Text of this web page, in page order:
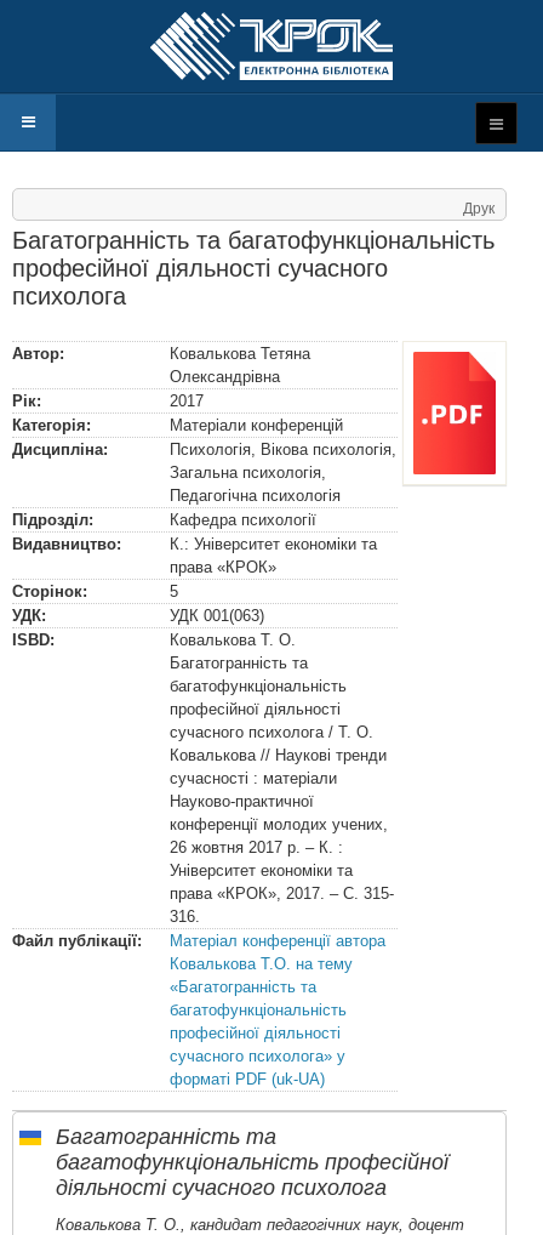
Друк
Багатогранність та багатофункціональність
професійної діяльності сучасного
психолога
Автор:
Ковалькова Тетяна
Олександрівна
Рік:
2017
Категорія:
Матеріали конференцій
Дисципліна:
Психологія, Вікова психологія,
Загальна психологія,
Педагогічна психологія
Підрозділ:
Кафедра психології
Видавництво:
К.: Університет економіки та
права «КРОК»
Сторінок:
5
УДК:
УДК 001(063)
ISBD:
Ковалькова Т. О.
Багатогранність та
багатофункціональність
професійної діяльності
сучасного психолога / Т. О.
Ковалькова // Наукові тренди
сучасності : матеріали
Науково-практичної
конференції молодих учених,
26 жовтня 2017 р. – К. :
Університет економіки та
права «КРОК», 2017. – С. 315-
316.
Файл публікації:
Матеріал конференції автора
Ковалькова Т.О. на тему
«Багатогранність та
багатофункціональність
професійної діяльності
сучасного психолога» у
форматі PDF (uk-UA)
Багатогранність та
багатофункціональність професійної
діяльності сучасного психолога
Ковалькова Т. О., кандидат педагогічних наук, доцент